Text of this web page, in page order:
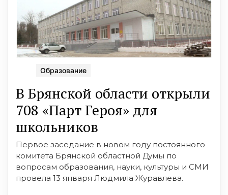
Образование
В Брянской области открыли
708 «Парт Героя» для
школьников
Первое заседание в новом году постоянного
комитета Брянской областной Думы по
вопросам образования, науки, культуры и СМИ
провела 13 января Людмила Журавлева.